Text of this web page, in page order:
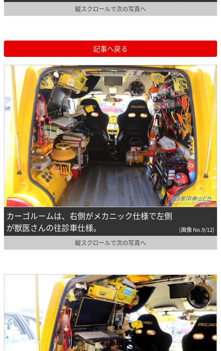
縦スクロールで次の写真へ
記事へ戻る
カーゴルームは、右側がメカニック仕様で左側
が獣医さんの往診車仕様。
(画像 No.9/12)
縦スクロールで次の写真へ